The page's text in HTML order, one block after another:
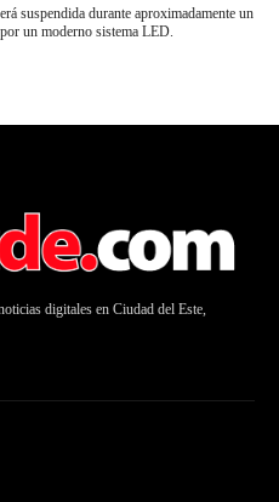
suspendida durante aproximadamente un
un moderno sistema LED.
digitales en Ciudad del Este,